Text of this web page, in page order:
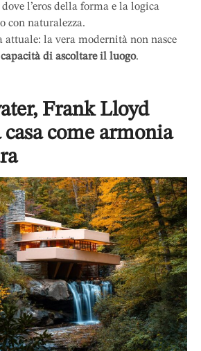
dove l’eros della forma e la logica
con naturalezza.
attuale: la vera modernità non nasce
capacità di ascoltare il luogo.
Frank Lloyd
come armonia